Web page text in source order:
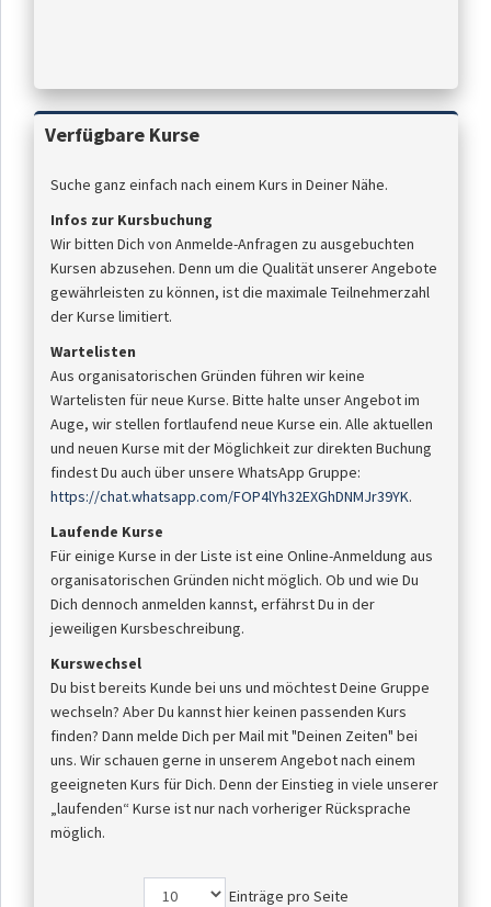
Verfügbare Kurse
Suche ganz einfach nach einem Kurs in Deiner Nähe.
Infos zur Kursbuchung
Wir bitten Dich von Anmelde-Anfragen zu ausgebuchten
Kursen abzusehen. Denn um die Qualität unserer Angebote
gewährleisten zu können, ist die maximale Teilnehmerzahl
der Kurse limitiert.
Wartelisten
Aus organisatorischen Gründen führen wir keine
Wartelisten für neue Kurse. Bitte halte unser Angebot im
Auge, wir stellen fortlaufend neue Kurse ein. Alle aktuellen
und neuen Kurse mit der Möglichkeit zur direkten Buchung
findest Du auch über unsere WhatsApp Gruppe:
https://chat.whatsapp.com/FOP4lYh32EXGhDNMJr39YK.
Laufende Kurse
Für einige Kurse in der Liste ist eine Online-Anmeldung aus
organisatorischen Gründen nicht möglich. Ob und wie Du
Dich dennoch anmelden kannst, erfährst Du in der
jeweiligen Kursbeschreibung.
Kurswechsel
Du bist bereits Kunde bei uns und möchtest Deine Gruppe
wechseln? Aber Du kannst hier keinen passenden Kurs
finden? Dann melde Dich per Mail mit "Deinen Zeiten" bei
uns. Wir schauen gerne in unserem Angebot nach einem
geeigneten Kurs für Dich. Denn der Einstieg in viele unserer
„laufenden“ Kurse ist nur nach vorheriger Rücksprache
möglich.
Einträge pro Seite